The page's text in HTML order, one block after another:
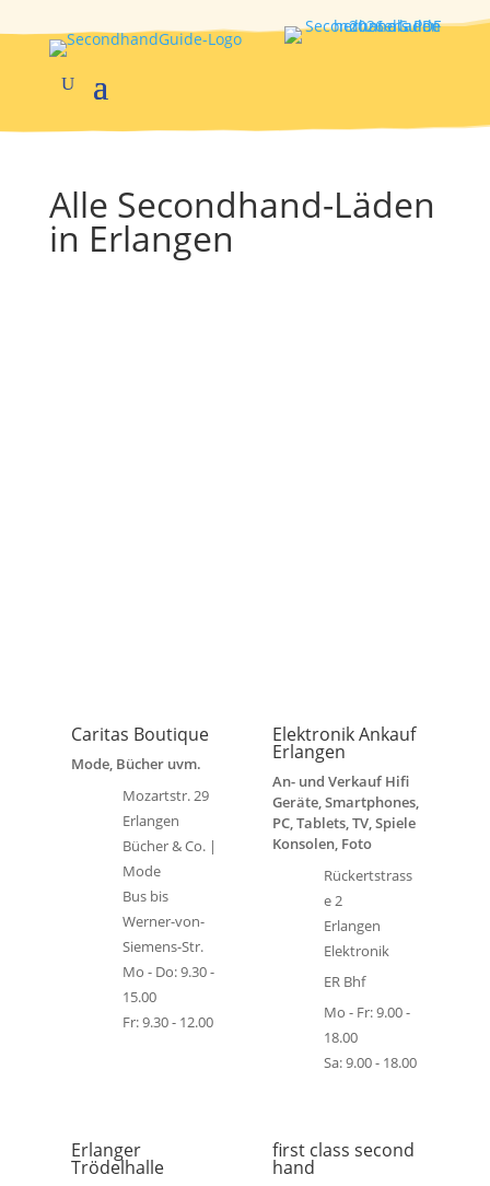
Alle Secondhand-Läden
in Erlangen
Caritas Boutique
Mode, Bücher uvm.
Mozartstr. 29
Erlangen
Bücher & Co. |
Mode
Bus bis
Werner-von-
Siemens-Str.
Mo - Do: 9.30 -
15.00
Fr: 9.30 - 12.00
Elektronik Ankauf
Erlangen
An- und Verkauf Hifi
Geräte, Smartphones,
PC, Tablets, TV, Spiele
Konsolen, Foto
Rückertstrass
e 2
Erlangen
Elektronik
ER Bhf
Mo - Fr: 9.00 -
18.00
Sa: 9.00 - 18.00
Erlanger
Trödelhalle
first class second
hand